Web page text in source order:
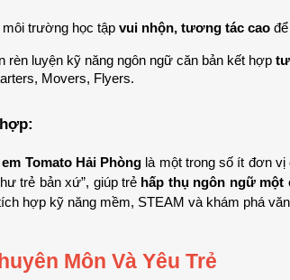
trường học tập vui nhộn, tương tác cao
rèn luyện kỹ năng ngôn ngữ căn bản kết hợp tư
Movers, Flyers.
Tomato Hải Phòng là một trong số ít đơn
trẻ bản xứ”, giúp trẻ hấp thụ ngôn ngữ một
hợp kỹ năng mềm, STEAM và khám phá
Môn Và Yêu Trẻ